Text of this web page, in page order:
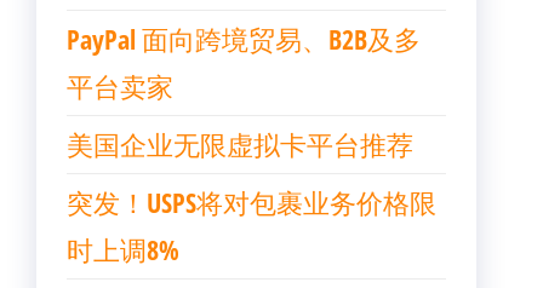
PayPal 面向跨境贸易、B2B及多
平台卖家
美国企业无限虚拟卡平台推荐
突发！USPS将对包裹业务价格限
时上调8%